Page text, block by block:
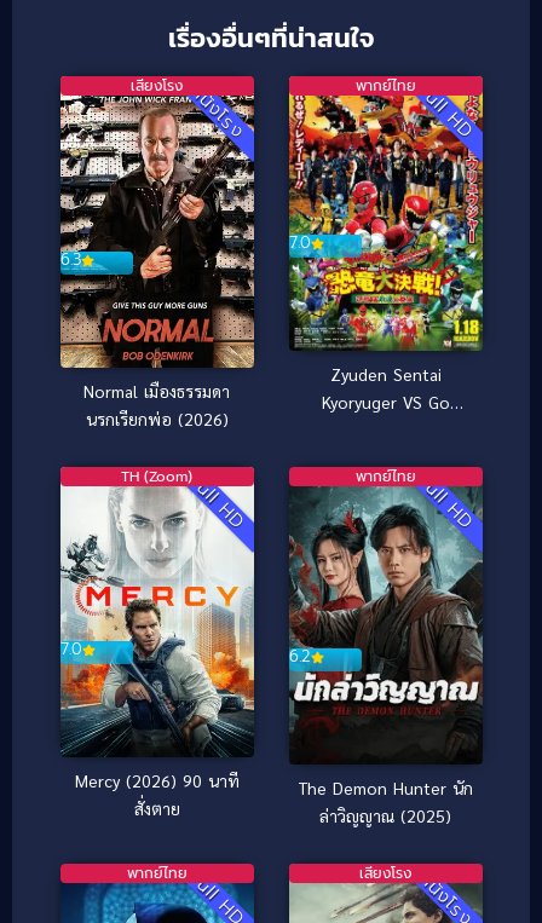
เรื่องอื่นๆที่น่าสนใจ
หนังโรง
6.3
เสียงโรง
Normal เมืองธรรมดา
นรกเรียกพ่อ (2026)
Full HD
7.0
พากย์ไทย
Zyuden Sentai
Kyoryuger VS Go
เคียวริวเจอร์ ปะทะ โก
บัสเตอร์
Full HD
7.0
TH (Zoom)
Mercy (2026) 90 นาที
สั่งตาย
Full HD
6.2
พากย์ไทย
The Demon Hunter นัก
ล่าวิญญาณ (2025)
Full HD
พากย์ไทย หนังโรง
เสียงโรง